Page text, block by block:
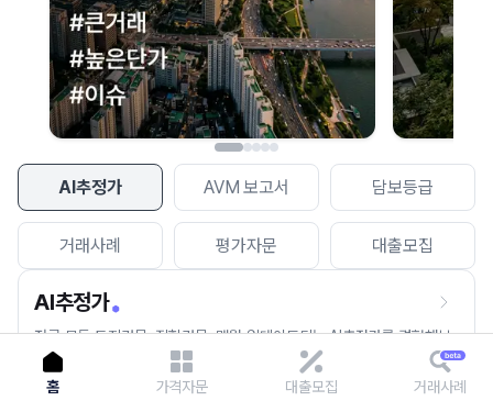
AI추정가 AVM 보고서 담보등급
거래사례 평가자문 대출모집
AI추정가
전국 모든 토지건물, 집합건물, 매월 업데이트되는 AI추정가를 경험해보
세요.
홈 가격자문 대출모집 거래사례